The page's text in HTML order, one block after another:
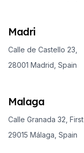
Madri
Calle de Castello 23,
28001 Madrid, Spain
Malaga
Calle Granada 32,
29015 Málaga, Spain